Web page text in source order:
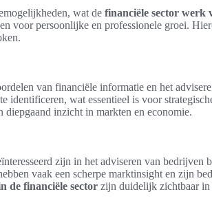
wat de financiële sector werk
voor persoonlijke en professionele groei.
van financiële informatie en het
identificeren, wat essentieel is voor
diepgaand inzicht in markten en economie.
zijn in het adviseren van bedrijven
vaak een scherpe marktinsight en zijn
de financiële sector zijn duidelijk zichtbaar in